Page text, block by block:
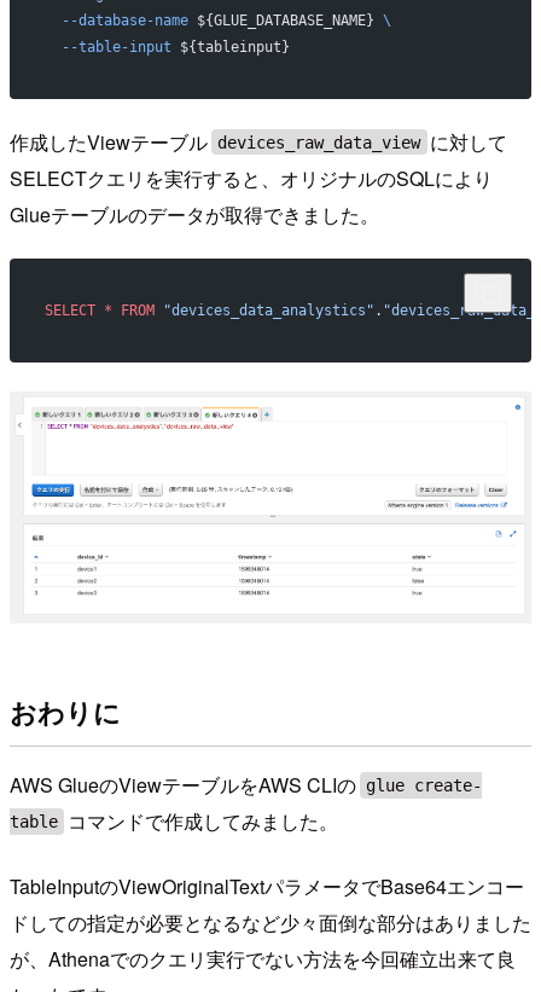
  --database-name
${GLUE_DATABASE_NAME} \
  --table-input
${tableinput}
作成したViewテーブル devices_raw_data_view に対して
SELECTクエリを実行すると、オリジナルのSQLにより
Glueテーブルのデータが取得できました。
SELECT * FROM "devices_data_analystics" .
おわりに
AWS GlueのViewテーブルをAWS CLIの glue create-
table
コマンドで作成してみました。
TableInputのViewOriginalTextパラメータでBase64エンコー
ドしての指定が必要となるなど少々面倒な部分はありました
が、Athenaでのクエリ実行でない方法を今回確立出来て良